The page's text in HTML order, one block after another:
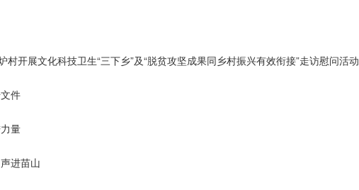
村开展文化科技卫生“三下乡”及“脱贫攻坚成果同乡村振兴有效衔接”走访慰问活动
件
量
进苗山